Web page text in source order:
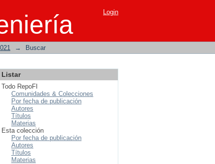
Login
→ Buscar
Listar
Todo RepoFI
Comunidades & Colecciones
Por fecha de publicación
Autores
Títulos
Materias
Esta colección
Por fecha de publicación
Autores
Títulos
Materias